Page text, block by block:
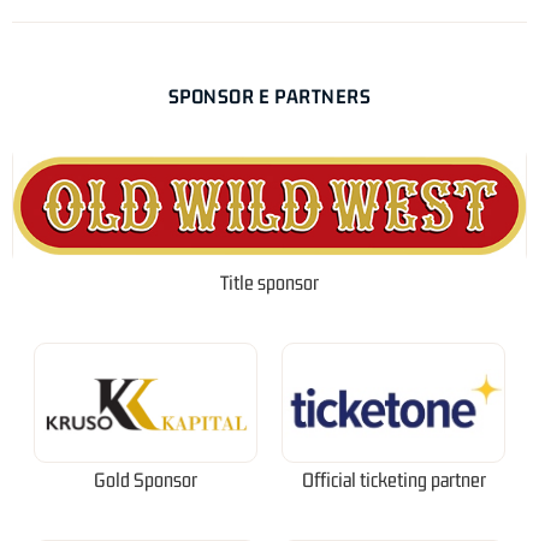
SPONSOR E PARTNERS
Title sponsor
Gold Sponsor Official ticketing partner